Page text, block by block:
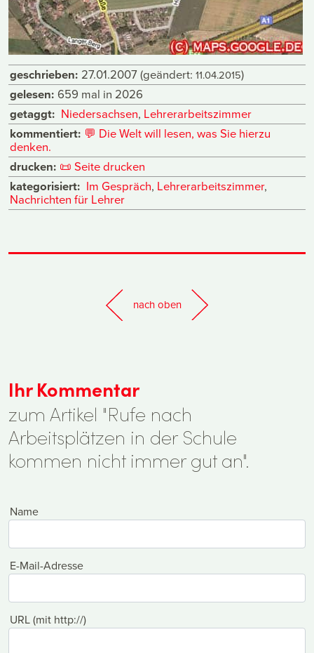
geschrieben: 27.01.2007(geändert: 11.04.2015)
gelesen: 659 mal in 2026
getaggt: Niedersachsen, Lehrerarbeitszimmer
kommentiert: 💬 Die Welt will lesen, was Sie hierzu
denken.
drucken: 📜 Seite drucken
kategorisiert: Im Gespräch, Lehrerarbeitszimmer,
Nachrichten für Lehrer
nach oben
Ihr Kommentar
zum Artikel "Rufe nach
Arbeitsplätzen in der Schule
kommen nicht immer gut an".
Name
E-Mail-Adresse
URL (mit http://)